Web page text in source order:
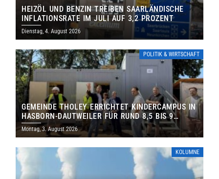
HEIZÖL UND BENZIN TREIBEN SAARLÄNDISCHE
INFLATIONSRATE IM JULI AUF 3,2 PROZENT
Dienstag, 4. August 2026
POLITIK & WIRTSCHAFT
GEMEINDE THOLEY ERRICHTET KINDERCAMPUS IN
HASBORN-DAUTWEILER FÜR RUND 8,5 BIS 9
MILLIONEN EURO
Montag, 3. August 2026
KOLUMNE